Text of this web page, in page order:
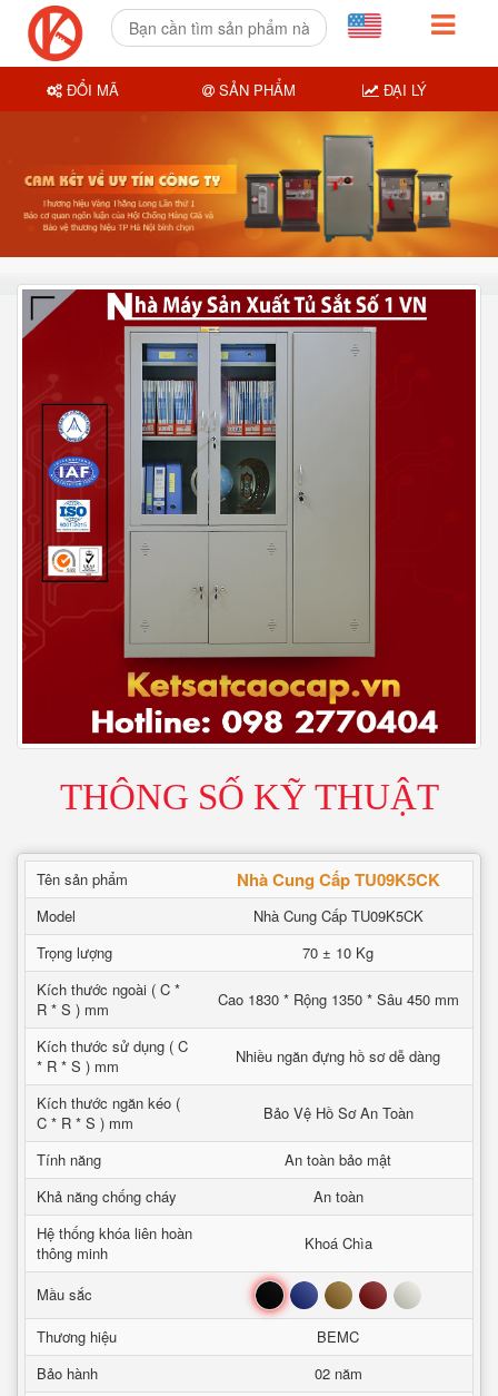
THÔNG SỐ KỸ THUẬT
Tên sản phẩm Nhà Cung Cấp TU09K5CK
Model
Nhà Cung Cấp TU09K5CK
Trọng lượng
70 ± 10 Kg
Kích thước ngoài ( C *
R * S ) mm
Cao 1830 * Rộng 1350 * Sâu 450 mm
Kích thước sử dụng ( C
* R * S ) mm
Nhiều ngăn đựng hồ sơ dễ dàng
Kích thước ngăn kéo (
C * R * S ) mm
Bảo Vệ Hồ Sơ An Toàn
Tính năng
An toàn bảo mật
Khả năng chống cháy
An toàn
Hệ thống khóa liên hoàn
thông minh
Khoá Chìa
Mầu sắc Đen Xanh Nâu Đỏ Trắng
Thương hiệu
BEMC
Bảo hành
02 năm
ĐỔI MÃ SẢN PHẨM ĐẠI LÝ